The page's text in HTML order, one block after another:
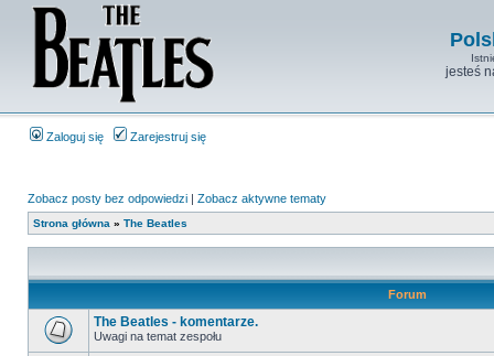
jesteś
Zaloguj się Zarejestruj się
Zobacz posty bez odpowiedzi | Zobacz aktywne tematy
Strona główna » The Beatles
Forum
The Beatles - komentarze.
Uwagi na temat zespołu